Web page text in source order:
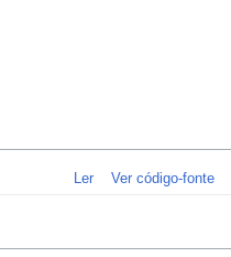
Ler Ver código-fonte